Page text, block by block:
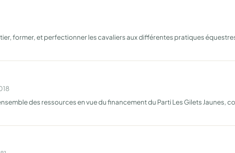
former, et perfectionner les cavaliers aux différentes pratiques
des ressources en vue du financement du Parti Les Gilets Jaunes,